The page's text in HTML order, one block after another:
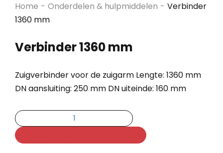
Home - Onderdelen & hulpmiddelen - Verbinder
1360 mm
Verbinder 1360 mm
Zuigverbinder voor de zuigarm Lengte: 1360 mm
DN aansluiting: 250 mm DN uiteinde: 160 mm